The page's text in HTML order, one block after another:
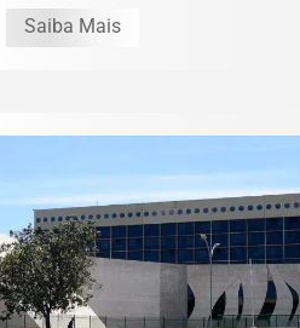
Saiba Mais